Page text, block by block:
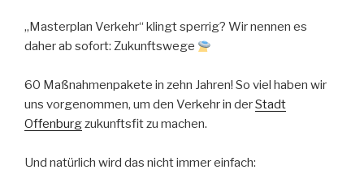
„Masterplan Verkehr“ klingt sperrig? Wir nennen es
daher ab sofort: Zukunftswege
60 Maßnahmenpakete in zehn Jahren! So viel haben wir
uns vorgenommen, um den Verkehr in derStadt
Offenburgzukunftsfit zu machen.
Und natürlich wird das nicht immer einfach: